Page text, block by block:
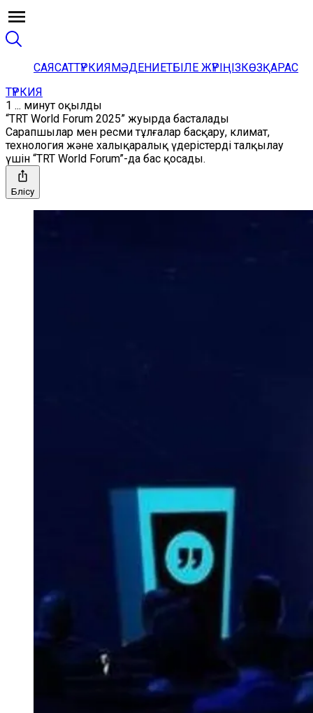
САЯСАТТҮРКИЯМӘДЕНИЕТБІЛЕ ЖҮРІҢІЗКӨЗҚАРАС
ТҮРКИЯ
1 ... минут оқылды
“TRT World Forum 2025” жуырда басталады
Сарапшылар мен ресми тұлғалар басқару, климат,
технология және халықаралық үдерістерді талқылау
үшін “TRT World Forum”-да бас қосады.
Бөлісу